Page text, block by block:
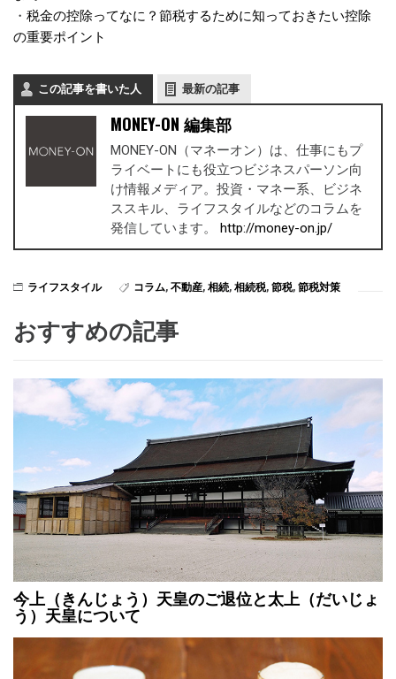
・ 税金の控除ってなに？節税するために知っておきたい控除
の重要ポイント
この記事を書いた人 最新の記事
MONEY-ON 編集部
MONEY-ON（マネーオン）は、仕事にもプ
ライベートにも役立つビジネスパーソン向
け情報メディア。投資・マネー系、ビジネ
ススキル、ライフスタイルなどのコラムを
発信しています。 http://money-on.jp/
ライフスタイル コラム, 不動産, 相続, 相続税, 節税, 節税対策
おすすめの記事
今上（きんじょう）天皇のご退位と太上（だいじょ
う）天皇について